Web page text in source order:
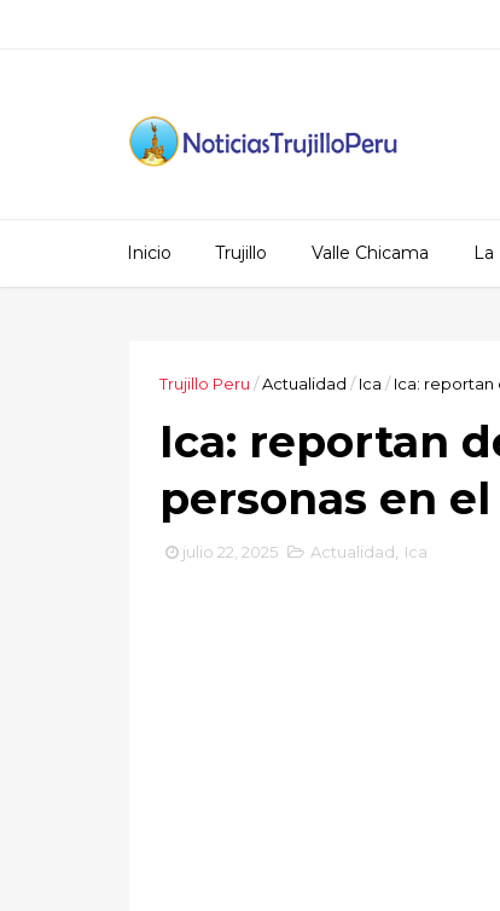
Inicio Trujillo Valle Chicama La
Trujillo Peru /Actualidad / Ica / Ica: reportan
Ica: reportan
personas en
julio 22, 2025 Actualidad Ica